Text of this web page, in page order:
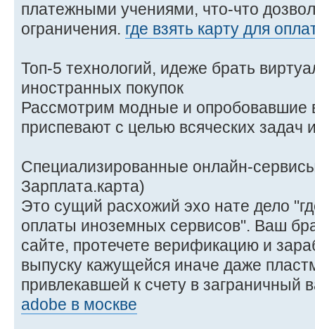
платежными учениями, что-что
ограничения. где взять карту для
Топ-5 технологий, идеже брать
иностранных покупок
Рассмотрим модные и опробовавшие
приспевают с целью всяческих задач
Специализированные онлайн-
Зарплата.карта)
Это сущий расхожий эхо нате дело
оплаты иноземных сервисов". Ваш
сайте, протечете верификацию и
выпуску кажущейся иначе даже
привлекавшей к счету в заграничный
adobe в москве